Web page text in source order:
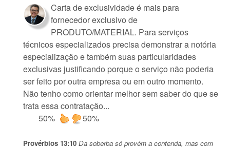
Carta de exclusividade é mais para
fornecedor exclusivo de
PRODUTO/MATERIAL. Para serviços
técnicos especializados precisa demonstrar a notória
especialização e também suas particularidades
exclusivas justificando porque o serviço não poderia
ser feito por outra empresa ou em outro momento.
Não tenho como orientar melhor sem saber do que se
trata essa contratação...
50%
50%
Provérbios 13:10 Da soberba só provém a contenda, mas com